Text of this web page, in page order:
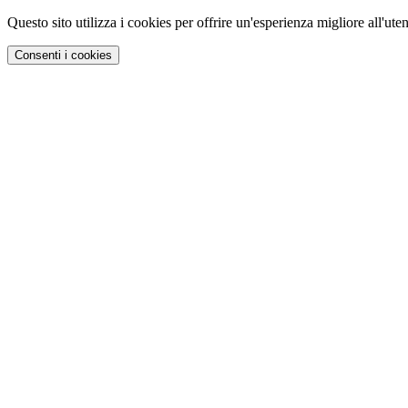
Questo sito utilizza i cookies per offrire un'esperienza migliore
Consenti i cookies